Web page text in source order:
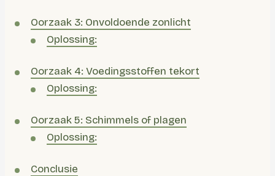
Oorzaak 3: Onvoldoende zonlicht
Oplossing:
Oorzaak 4: Voedingsstoffen tekort
Oplossing:
Oorzaak 5: Schimmels of plagen
Oplossing:
Conclusie